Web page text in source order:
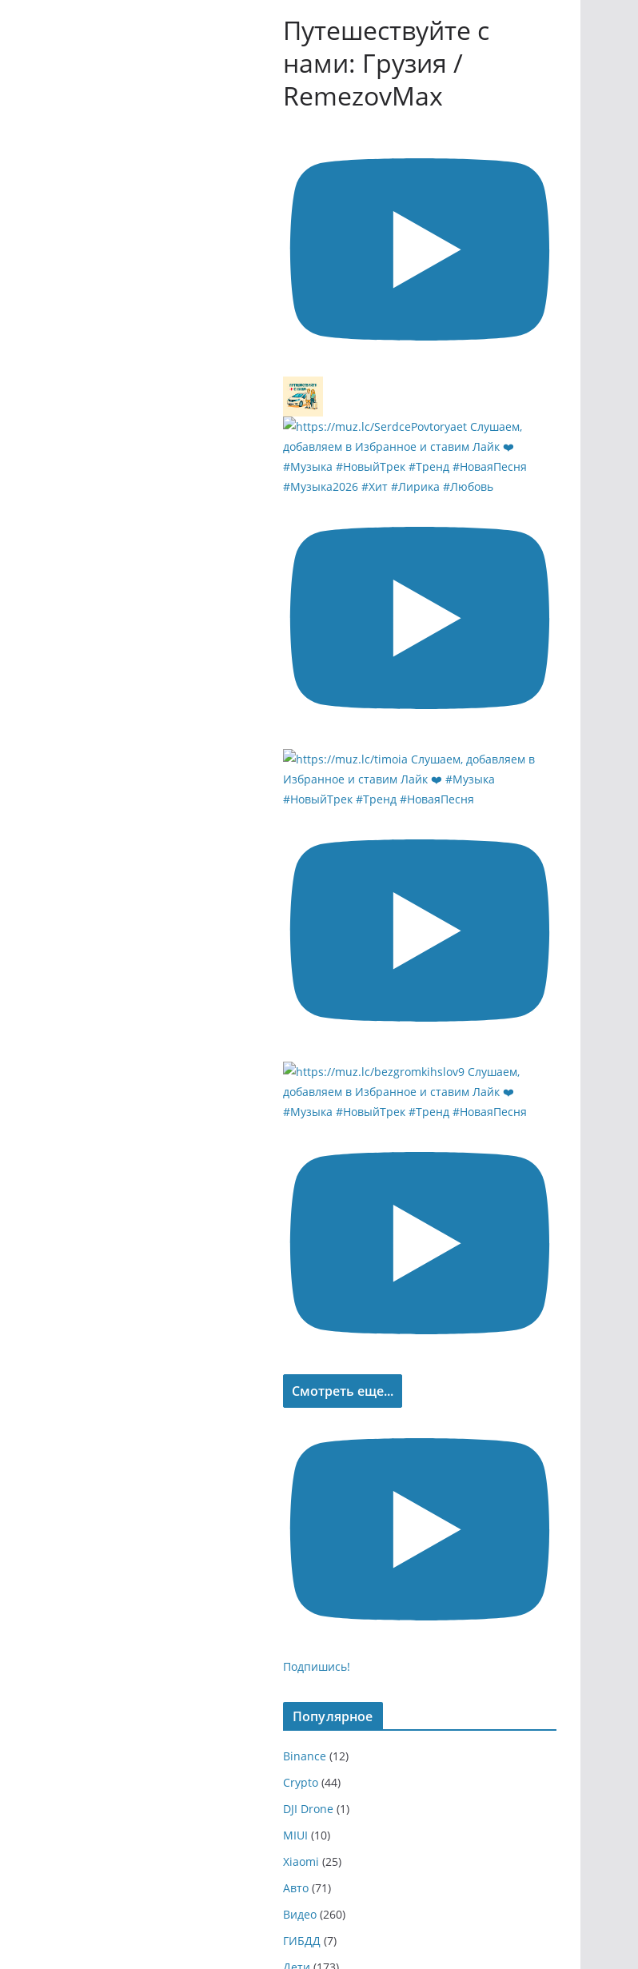
Путешествуйте с
нами: Грузия /
RemezovMax
Смотреть еще...
Подпишись!
Популярное
Binance (12)
Crypto (44)
DJI Drone (1)
MIUI (10)
Xiaomi (25)
Авто (71)
Видео (260)
ГИБДД (7)